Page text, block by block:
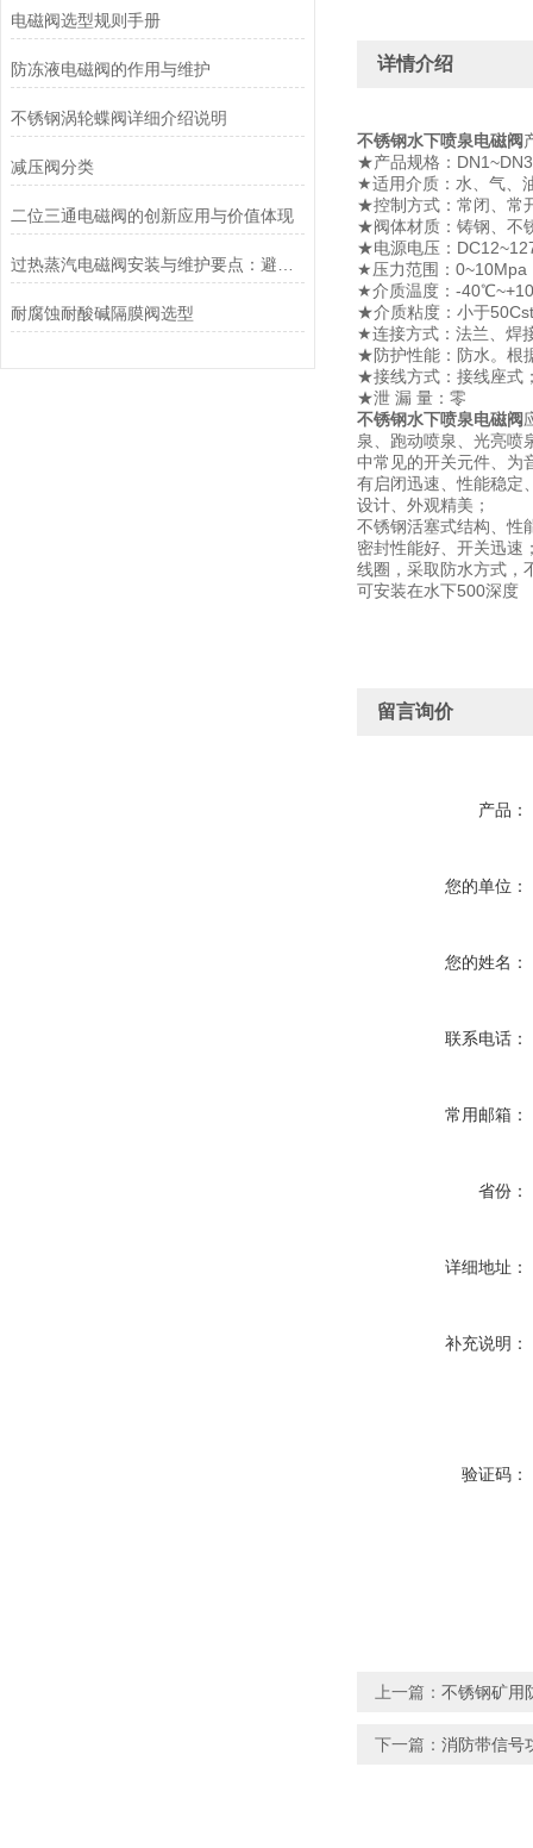
电磁阀选型规则手册
防冻液电磁阀的作用与维护
不锈钢涡轮蝶阀详细介绍说明
减压阀分类
二位三通电磁阀的创新应用与价值体现
耐腐蚀耐酸碱隔膜阀选型
详情介绍
不锈钢水下喷泉电磁阀
★产品规格：
★适用介质：水、气、
★控制方式：常闭、常
★阀体材质：铸钢、不
★电源电压：
★压力范围：0~10Mpa
★介质温度：-
★介质粘度：小于
★连接方式：法兰、焊
★防护性能：防水。根
★接线方式：接线座式
★泄 漏 量：零
不锈钢水下喷泉电磁阀
泉、跑动喷泉、光亮喷
中常见的开关元件、为
有启闭迅速、性能稳定
设计、外观精美；
不锈钢活塞式结构、性
密封性能好、开关迅速
线圈，采取防水方式，
可安装在水下500深度
留言询价
产品：
您的单位：
您的姓名：
联系电话：
常用邮箱：
省份：
详细地址：
补充说明：
验证码：
上一篇： 不锈钢矿用
下一篇： 消防带信号